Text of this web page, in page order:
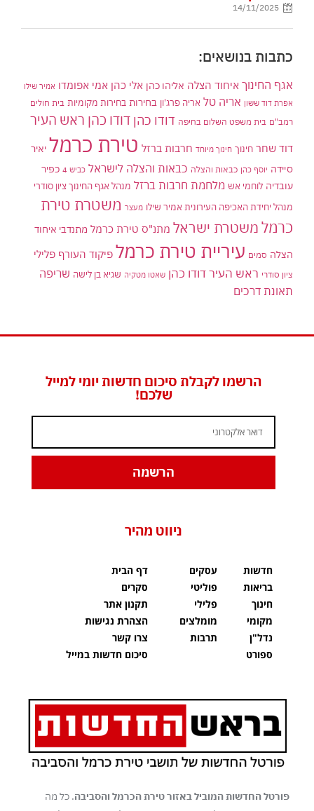
14/11/2025
כתבות בנושאים:
אגף החינוך איחוד הצלה אליהו כהן אלי כהן אמי אפומדו אמיר שילו
אפרת דוד ששון אריה טל אריה פרג'ון בחירות בחירות מקומיות בית חולים
רמב"ם בית משפט השלום בחיפה דודו כהן דודו כהן ראש העיר
דוד שחר חינוך חינוך מיוחד חרבות ברזל טירת כרמל יאיר
סיידה יוסף כהן כבאות והצלה כבאות והצלה לישראל כביש 4
כפיר
עובדיה לוחמי אש מלחמת חרבות ברזל מנהל אגף החינוך ציון סודרי
מנהל יחידת האכיפה העירונית אמיר שילו מעצר משטרת טירת
כרמלמשטרת ישראל מתנ"ס טירת כרמל מתנדבי איחוד
הצלה סמים עיריית טירת כרמל פיקוד העורף פלילי
ציון סודרי ראש העיר דודו כהן שאטו מטקיה שגיא בן לישה שריפה
תאונת דרכים
הרשמו לקבלת סיכום חדשות יומי למייל
שלכם!
הרשמה
ניווט מהיר
חדשות
בריאות
חינוך
מקומי
נדל"ן
ספורט
עסקים
פוליטי
פלילי
מומלצים
תרבות
דף הבית
סקרים
תקנון אתר
הצהרת נגישות
צרו קשר
סיכום חדשות במייל
פורטל החדשות המוביל באזור טירת הכרמל והסביבה. כל מה